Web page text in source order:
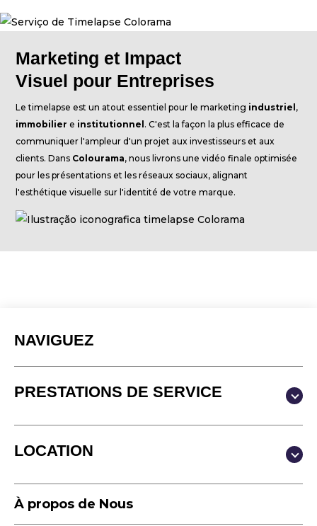
Marketing et Impact
Visuel pour Entreprises
Le timelapse est un atout essentiel pour le marketing industriel ,
immobilier e institutionnel . C'est la façon la plus efficace de
communiquer l'ampleur d'un projet aux investisseurs et aux
clients. Dans Colourama, nous livrons une vidéo finale optimisée
pour les présentations et les réseaux sociaux, alignant
l'esthétique visuelle sur l'identité de votre marque.
NAVIGUEZ
PRESTATIONS DE SERVICE
Production & Contenus
Video
Podcast
Accéléré
LOCATION
Studio
Équipement
À propos de Nous